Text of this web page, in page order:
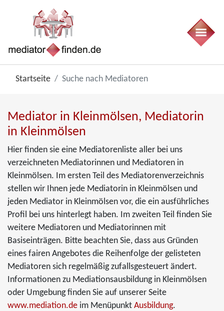
Startseite Suche nach Mediatoren
Mediator in Kleinmölsen, Mediatorin
in Kleinmölsen
Hier finden sie eine Mediatorenliste aller bei uns
verzeichneten Mediatorinnen und Mediatoren in
Kleinmölsen. Im ersten Teil des Mediatorenverzeichnis
stellen wir Ihnen jede Mediatorin in Kleinmölsen und
jeden Mediator in Kleinmölsen vor, die ein ausführliches
Profil bei uns hinterlegt haben. Im zweiten Teil finden Sie
weitere Mediatoren und Mediatorinnen mit
Basiseinträgen. Bitte beachten Sie, dass aus Gründen
eines fairen Angebotes die Reihenfolge der gelisteten
Mediatoren sich regelmäßig zufallsgesteuert ändert.
Informationen zu Mediationsausbildung in Kleinmölsen
oder Umgebung finden Sie auf unserer Seite
www.mediation.de im Menüpunkt Ausbildung.